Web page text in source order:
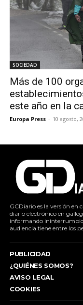
SOCIEDAD
Más de 100
este año en la
Europa Press - 10 agosto,
GCDiario es la versión en
diario electrónico en
informando
audiencia tiene entre los
PUBLICIDAD
¿QUIÉNES SOMOS?
AVISO LEGAL
COOKIES